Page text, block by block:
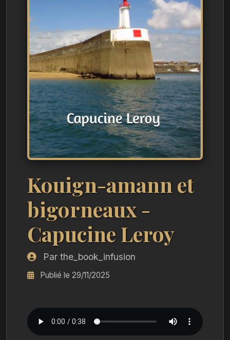
Kouign-amann et
bigorneaux -
Capucine Leroy
Par the_book_infusion
Publié le 29/11/2025